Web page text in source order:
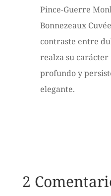
Pince-Guerre
Bonnezeaux
contraste entre
realza su carácter
profundo y
elegante.
2